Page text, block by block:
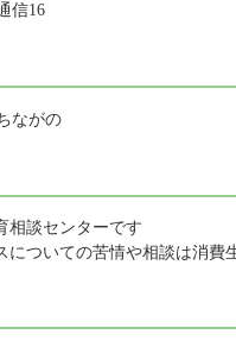
信16
ながの
相談センターです
についての苦情や相談は消費